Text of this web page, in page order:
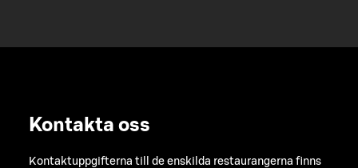
Kontakta oss
Kontaktuppgifterna till de enskilda restaurangerna finns